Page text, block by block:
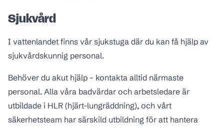
Sjukvård
I vattenlandet finns vår sjukstuga där du kan få hjälp av
sjukvårdskunnig personal.
Behöver du akut hjälp – kontakta alltid närmaste
personal. Alla våra badvärdar och arbetsledare är
utbildade i HLR (hjärt-lungräddning), och vårt
säkerhetsteam har särskild utbildning för att hantera